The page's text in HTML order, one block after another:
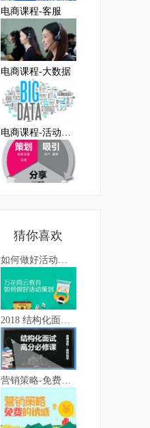
电商课程-客服
电商课程-大数据
电商课程-活动策划岗位
猜你喜欢
2018 结构化面试高分必修课
营销策略-免费的诱惑